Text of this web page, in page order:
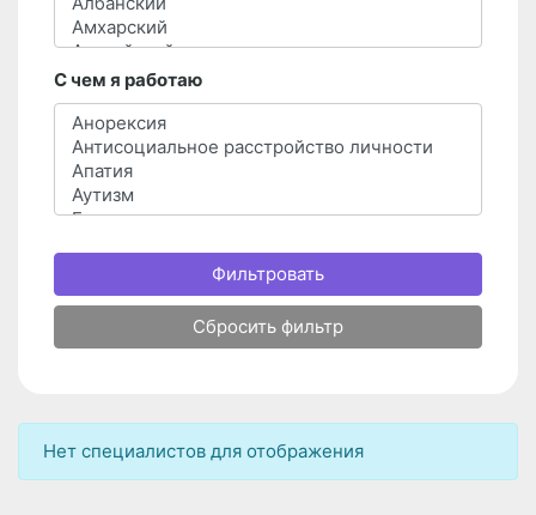
С чем я работаю
Фильтровать
Сбросить фильтр
Нет специалистов для отображения